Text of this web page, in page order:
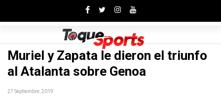
Muriel y Zapata le dieron el triunfo
al Atalanta sobre Genoa
27 Septiembre, 2019